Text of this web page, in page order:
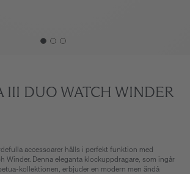
III DUO WATCH WINDER
accessoarer hålls i perfekt funktion med
Winder. Denna eleganta klockuppdragare, som ingår
kollektionen, erbjuder en modern men ändå